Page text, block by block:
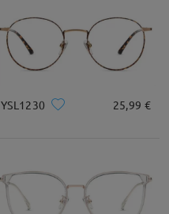
YSL1230 25,99 €